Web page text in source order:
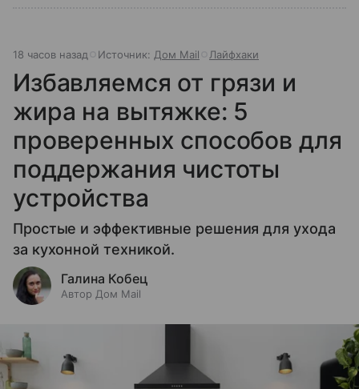
18 часов назад Источник: Дом Mail Лайфхаки
Избавляемся от грязи и
жира на вытяжке: 5
проверенных способов для
поддержания чистоты
устройства
Простые и эффективные решения для ухода
за кухонной техникой.
Галина Кобец
Автор Дом Mail